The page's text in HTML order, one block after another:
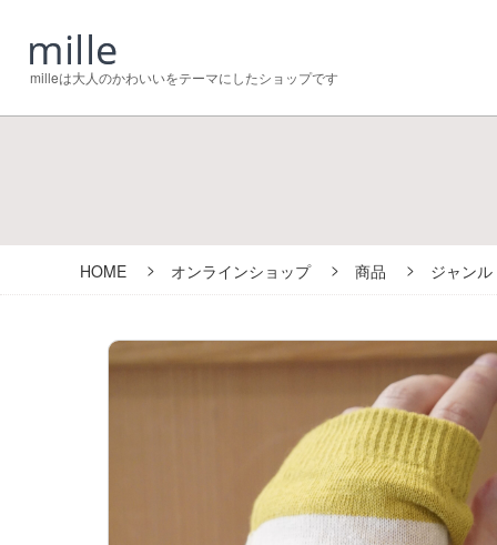
milleは大人のかわいいをテーマにしたショップです
HOME オンラインショップ 商品 ジャンル